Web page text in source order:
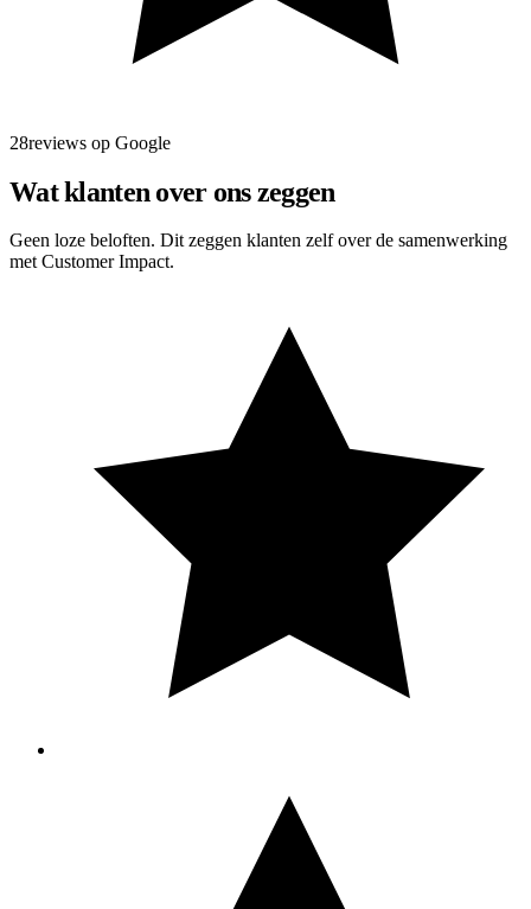
28reviews op Google
Wat klanten over ons zeggen
Geen loze beloften. Dit zeggen klanten zelf over de samenwerking
met Customer Impact.